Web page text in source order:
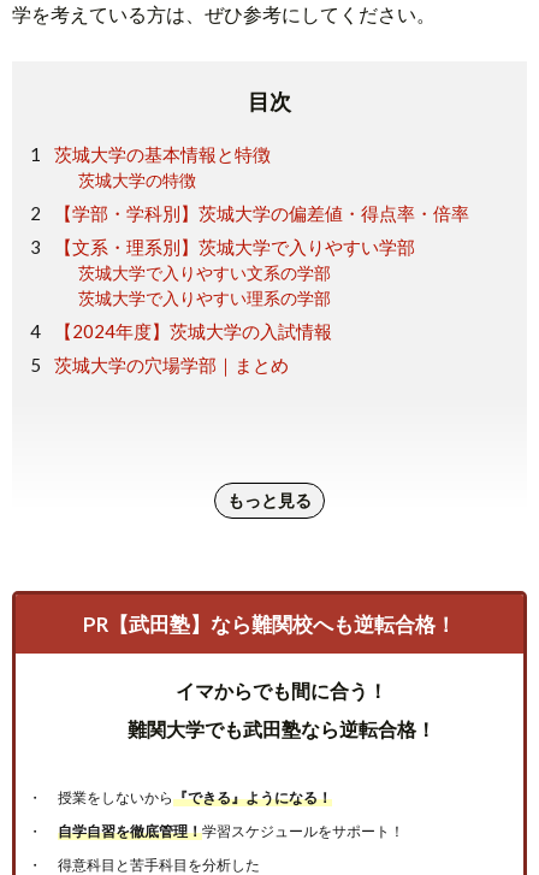
学を考えている方は、ぜひ参考にしてください。
目次
茨城大学の基本情報と特徴
茨城大学の特徴
【学部・学科別】茨城大学の偏差値・得点率・倍率
【文系・理系別】茨城大学で入りやすい学部
茨城大学で入りやすい文系の学部
茨城大学で入りやすい理系の学部
【2024年度】茨城大学の入試情報
茨城大学の穴場学部｜まとめ
もっと見る
PR【武田塾】なら難関校へも逆転合格！
イマからでも間に合う！
難関大学でも武田塾なら逆転合格！
授業をしないから『できる』ようになる！
自学自習を徹底管理！学習スケジュールをサポート！
得意科目と苦手科目を分析した